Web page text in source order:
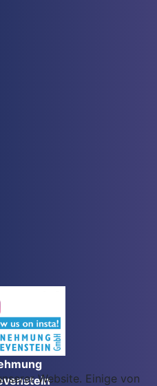
Website. Einige von